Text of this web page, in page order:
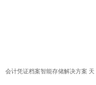
会计凭证档案智能存储解决方案 天